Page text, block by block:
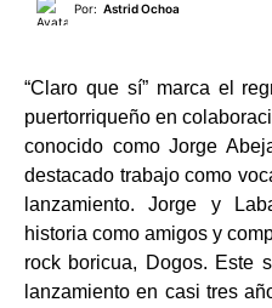
Por: Astrid Ochoa
“Claro que sí” marca el
puertorriqueño en
conocido como Jorge
destacado trabajo como
lanzamiento. Jorge y
historia como amigos y
rock boricua, Dogos. Este
lanzamiento en casi tres